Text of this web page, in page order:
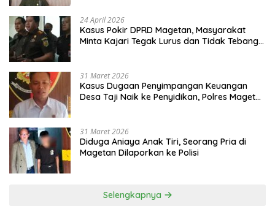
24 April 2026
Kasus Pokir DPRD Magetan, Masyarakat
Minta Kajari Tegak Lurus dan Tidak Tebang
31 Maret 2026
Kasus Dugaan Penyimpangan Keuangan
Desa Taji Naik ke Penyidikan, Polres Magetan
31 Maret 2026
Diduga Aniaya Anak Tiri, Seorang Pria di
Magetan Dilaporkan ke Polisi
Selengkapnya